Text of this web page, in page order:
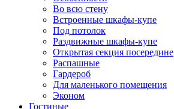
Во всю стену
Встроенные шкафы-купе
Под потолок
Раздвижные шкафы-купе
Открытая секция посередине
Распашные
Гардероб
Для маленького помещения
Эконом
Гостиные